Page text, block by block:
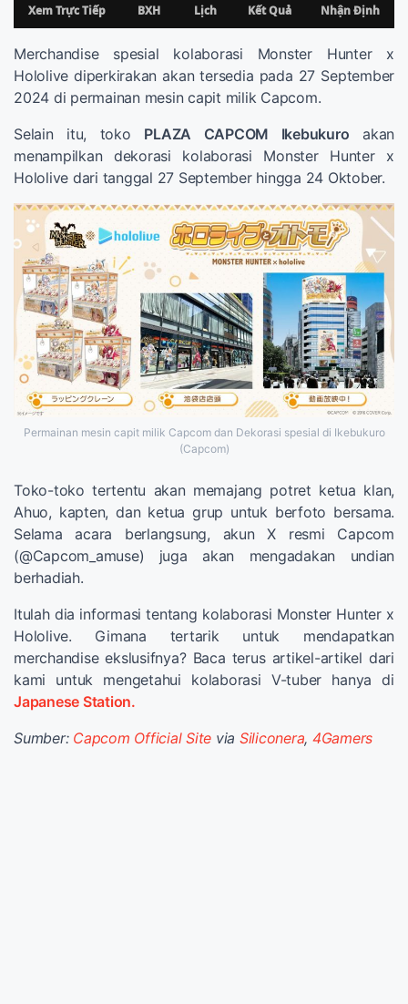
Merchandise spesial kolaborasi Monster Hunter x
Hololive diperkirakan akan tersedia pada 27 September
2024 di permainan mesin capit milik Capcom.
Selain itu, toko PLAZA CAPCOM Ikebukuro akan
menampilkan dekorasi kolaborasi Monster Hunter x
Hololive dari tanggal 27 September hingga 24 Oktober.
Permainan mesin capit milik Capcom dan Dekorasi spesial di Ikebukuro
(Capcom)
Toko-toko tertentu akan memajang potret ketua klan,
Ahuo, kapten, dan ketua grup untuk berfoto bersama.
Selama acara berlangsung, akun X resmi Capcom
(@Capcom_amuse) juga akan mengadakan undian
berhadiah.
Itulah dia informasi tentang kolaborasi Monster Hunter x
Hololive. Gimana tertarik untuk mendapatkan
merchandise ekslusifnya? Baca terus artikel-artikel dari
kami untuk mengetahui kolaborasi V-tuber hanya di
Japanese Station.
Sumber: Capcom Official Site via Siliconera, 4Gamers